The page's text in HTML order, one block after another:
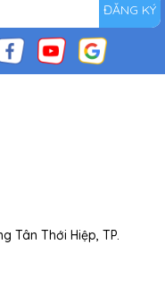
ĐĂNG KÝ
Tân Thới Hiệp, TP.